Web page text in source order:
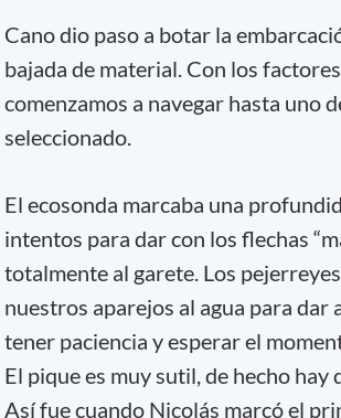
Cano dio paso a botar la
bajada de material. Con los
comenzamos a navegar hasta uno
seleccionado.
El ecosonda marcaba una
intentos para dar con los flechas
totalmente al garete. Los
nuestros aparejos al agua para
tener paciencia y esperar el
El pique es muy sutil, de hecho
Así fue cuando Nicolás marcó el